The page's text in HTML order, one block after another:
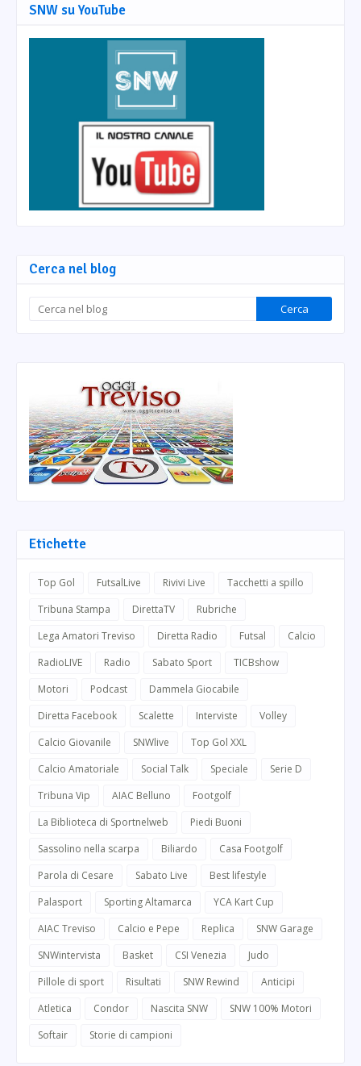
SNW su YouTube
Cerca nel blog
Etichette
Top Gol FutsalLive Rivivi Live
Tacchetti a spillo
Tribuna Stampa
DirettaTV
Rubriche
Lega Amatori Treviso
Diretta Radio Futsal
Calcio
RadioLIVE
Radio Sabato Sport
TICBshow
Motori
Podcast
Dammela Giocabile
Diretta Facebook
Scalette Interviste
Volley
Calcio Giovanile
SNWlive
Top Gol XXL
Calcio Amatoriale
Social Talk Speciale
Serie D
Tribuna Vip
AIAC Belluno
Footgolf
La Biblioteca di Sportnelweb
Piedi Buoni
Sassolino nella scarpa
Biliardo
Casa Footgolf
Parola di Cesare
Sabato Live
Best lifestyle
Palasport
Sporting Altamarca
YCA Kart Cup
AIAC Treviso
Calcio e Pepe Replica
SNW Garage
SNWintervista
Basket CSI Venezia
Judo
Pillole di sport
Risultati SNW Rewind
Anticipi
Atletica
Condor Nascita SNW
SNW 100% Motori
Softair
Storie di campioni